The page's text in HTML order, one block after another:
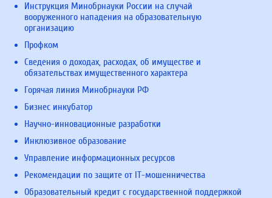
Инструкция Минобрнауки России на случай
вооруженного нападения на образовательную
организацию
Профком
Сведения о доходах, расходах, об имуществе и
обязательствах имущественного характера
Горячая линия Минобрнауки РФ
Бизнес инкубатор
Научно-инновационные разработки
Инклюзивное образование
Управление информационных ресурсов
Рекомендации по защите от IT-мошенничества
Образовательный кредит с государственной поддержкой